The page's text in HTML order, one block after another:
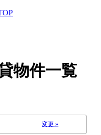
物件一覧
変更 »